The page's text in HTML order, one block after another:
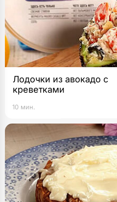
Лодочки из авокадо с
креветками
10 мин.